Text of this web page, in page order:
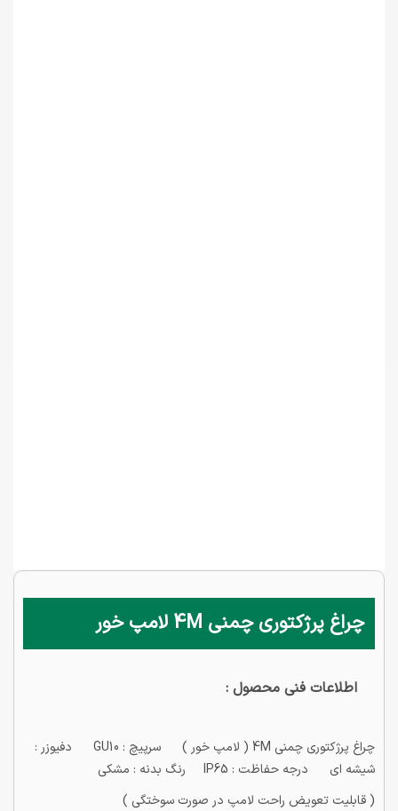
چراغ پرژکتوری چمنی 4M لامپ خور
اطلاعات فنی محصول :
چراغ پرژکتوری چمنی 4M ( لامپ خور ) سرپیچ : GU10 دفیوزر :
شیشه ای درجه حفاظت : IP65 رنگ بدنه : مشکی
( قابلیت تعویض راحت لامپ در صورت سوختگی )